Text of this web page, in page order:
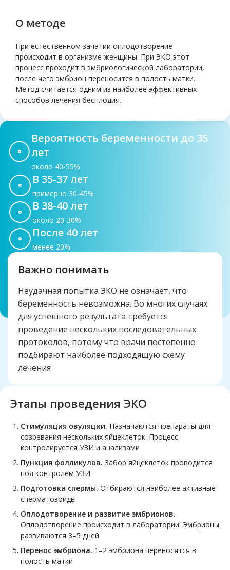
О методе
При естественном зачатии оплодотворение
происходит в организме женщины. При ЭКО этот
процесс проходит в эмбриологической лаборатории,
после чего эмбрион переносится в полость матки.
Метод считается одним из наиболее эффективных
способов лечения бесплодия.
Вероятность беременности до 35
лет
около 40-55%
В 35-37 лет
примерно 30-45%
В 38-40 лет
около 20-30%
После 40 лет
менее 20%
Важно понимать
Неудачная попытка ЭКО не означает, что
беременность невозможна. Во многих случаях
для успешного результата требуется
проведение нескольких последовательных
протоколов, потому что врачи постепенно
подбирают наиболее подходящую схему
лечения
Этапы проведения ЭКО
Стимуляция овуляции. Назначаются препараты для
созревания нескольких яйцеклеток. Процесс
контролируется УЗИ и анализами
Пункция фолликулов. Забор яйцеклеток проводится
под контролем УЗИ
Подготовка спермы. Отбираются наиболее активные
сперматозоиды
Оплодотворение и развитие эмбрионов.
Оплодотворение происходит в лаборатории. Эмбрионы
развиваются 3–5 дней
Перенос эмбриона. 1–2 эмбриона переносятся в
полость матки